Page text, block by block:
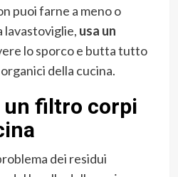
puoi farne a meno o
lavastoviglie, usa un
lo sporco e butta tutto
della cucina.
filtro corpi
dei residui